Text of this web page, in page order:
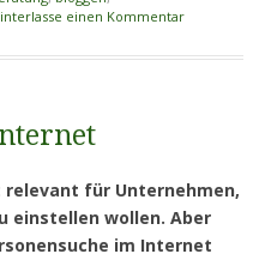
einen Kommentar
für Unternehmen,
einstellen wollen. Aber
im Internet